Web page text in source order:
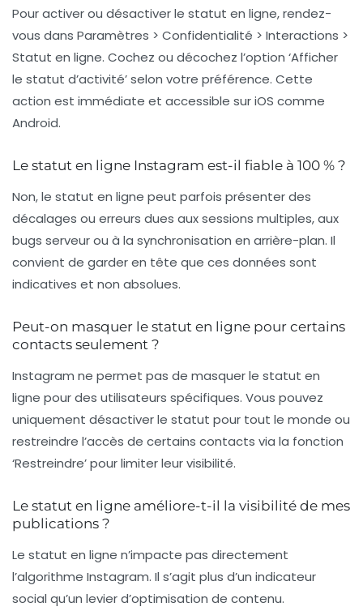
Pour activer ou désactiver le statut en ligne, rendez-
vous dans Paramètres > Confidentialité > Interactions >
Statut en ligne. Cochez ou décochez l’option ‘Afficher
le statut d’activité’ selon votre préférence. Cette
action est immédiate et accessible sur iOS comme
Android.
Le statut en ligne Instagram est-il fiable à 100 % ?
Non, le statut en ligne peut parfois présenter des
décalages ou erreurs dues aux sessions multiples, aux
bugs serveur ou à la synchronisation en arrière-plan. Il
convient de garder en tête que ces données sont
indicatives et non absolues.
Peut-on masquer le statut en ligne pour certains
contacts seulement ?
Instagram ne permet pas de masquer le statut en
ligne pour des utilisateurs spécifiques. Vous pouvez
uniquement désactiver le statut pour tout le monde ou
restreindre l’accès de certains contacts via la fonction
‘Restreindre’ pour limiter leur visibilité.
Le statut en ligne améliore-t-il la visibilité de mes
publications ?
Le statut en ligne n’impacte pas directement
l’algorithme Instagram. Il s’agit plus d’un indicateur
social qu’un levier d’optimisation de contenu.